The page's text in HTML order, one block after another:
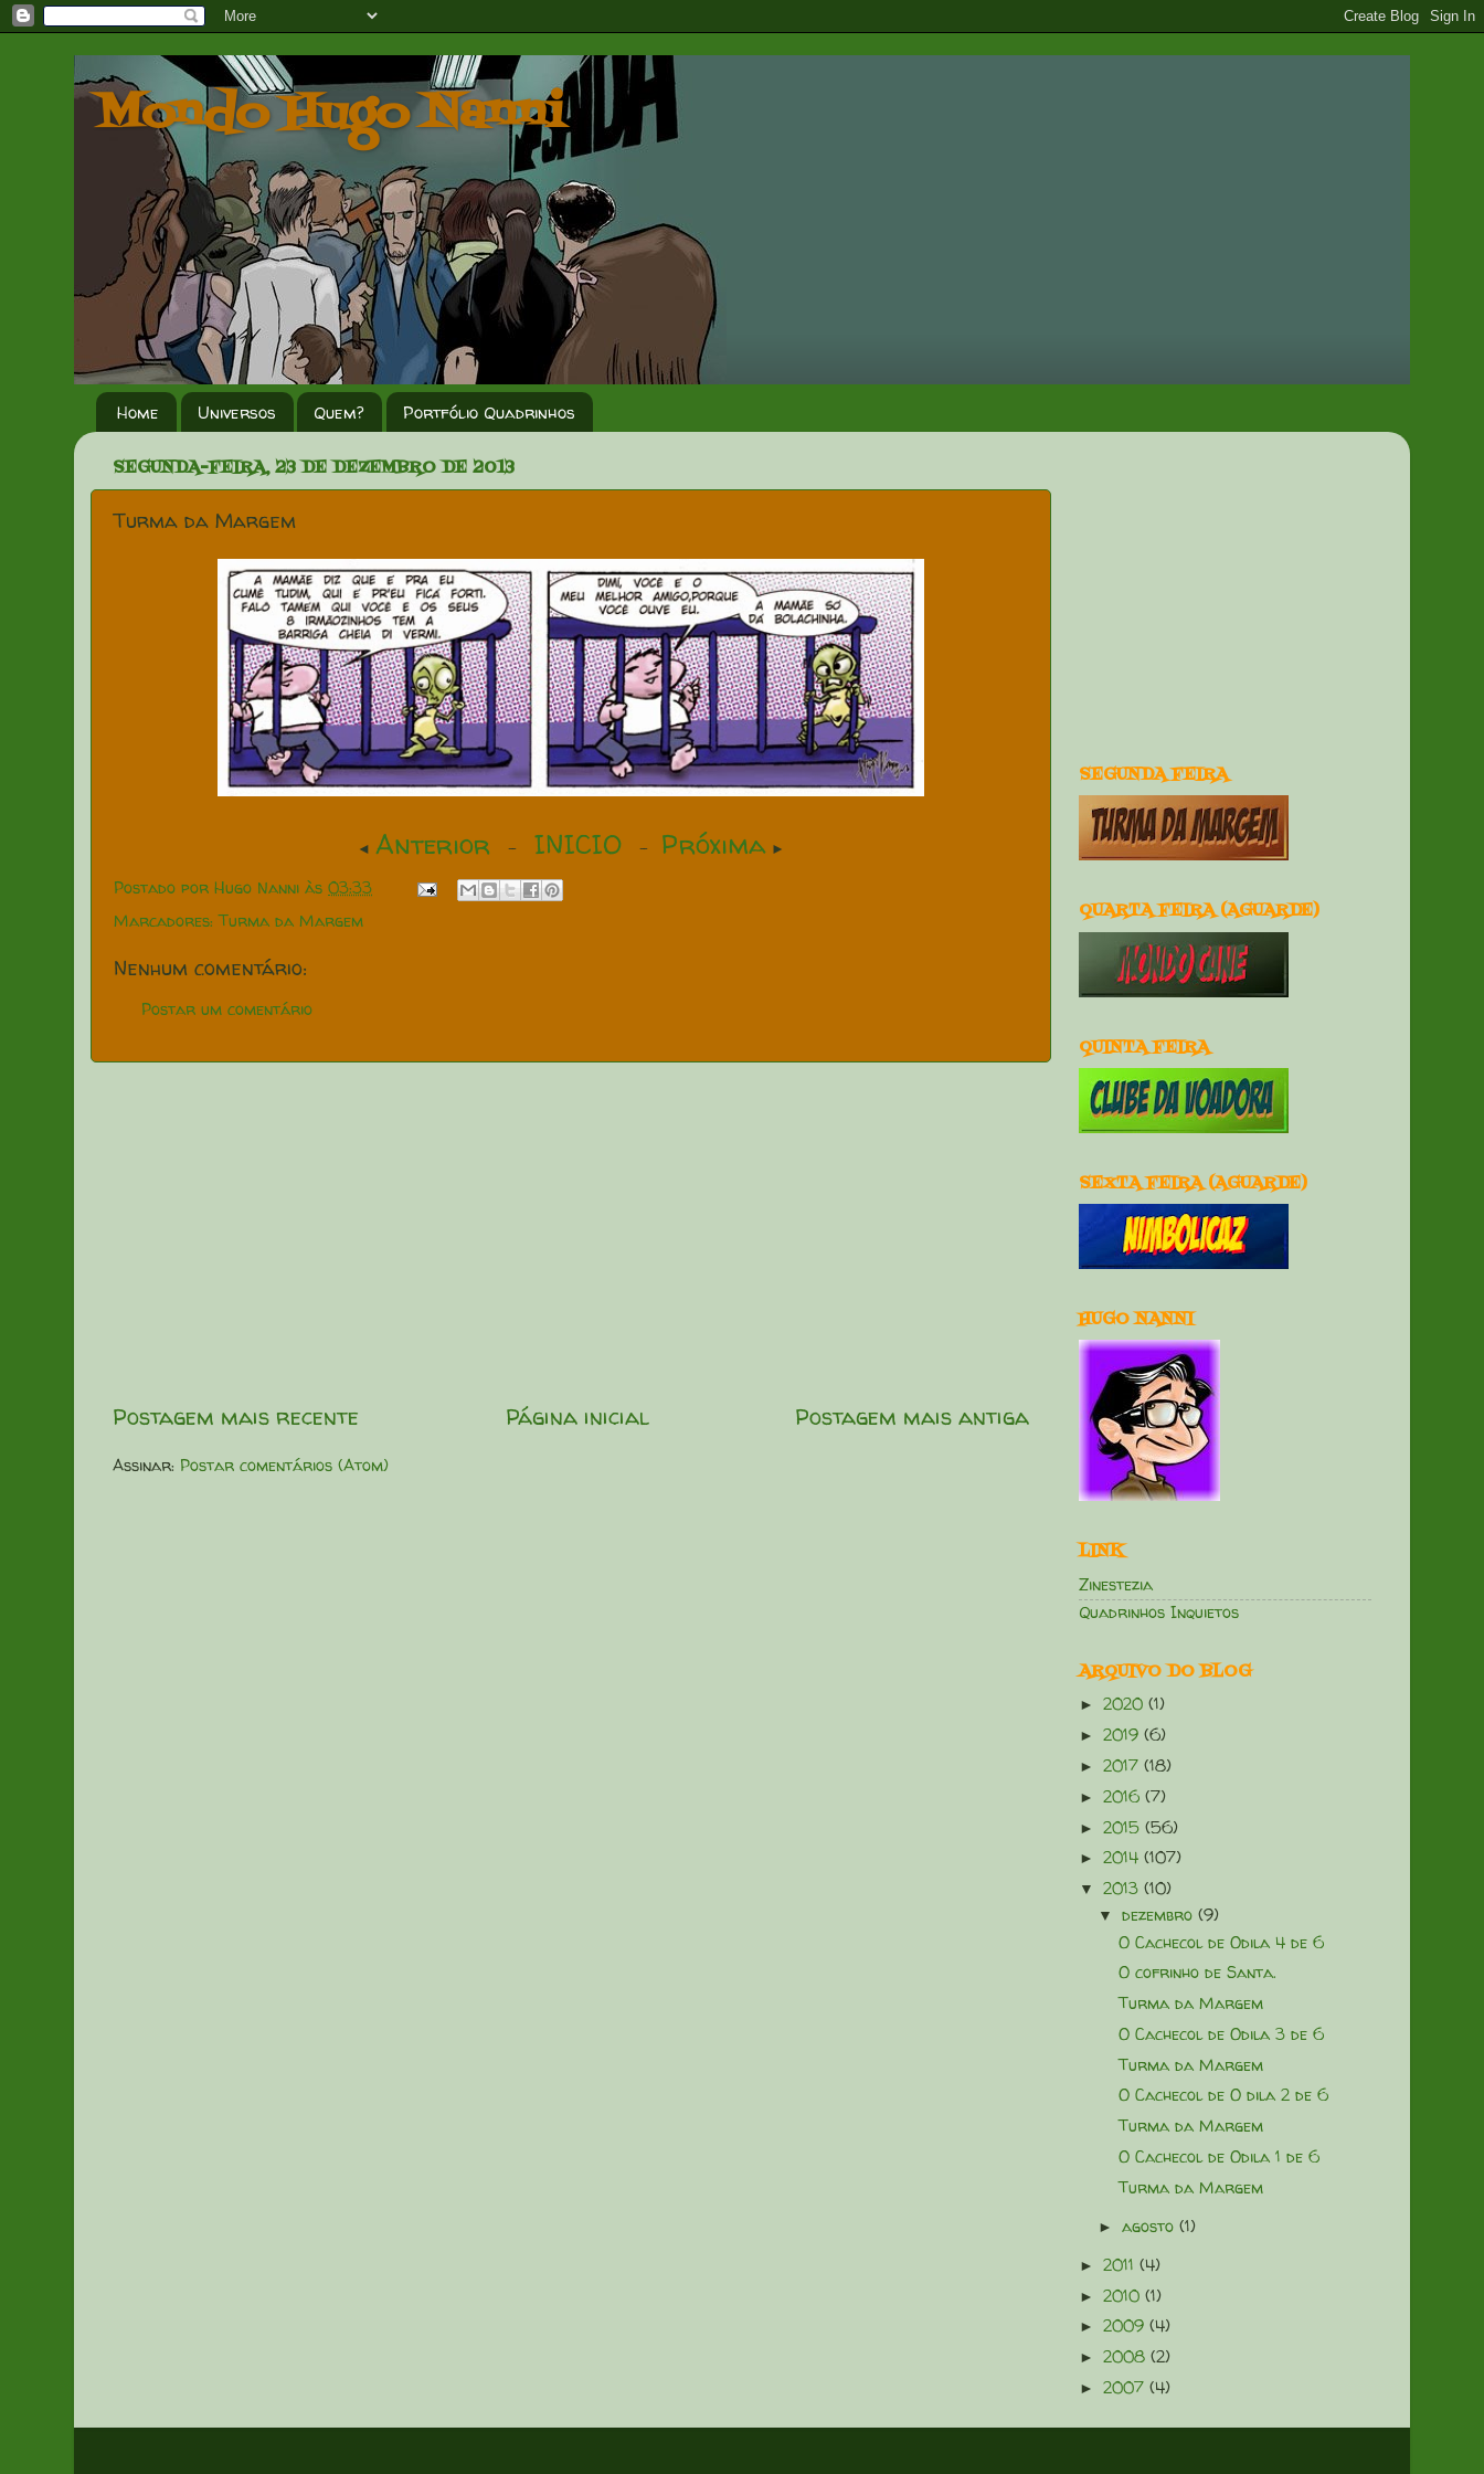
Mondo Hugo Nanni
Home Universos Quem? Portfólio Quadrinhos
SEGUNDA-FEIRA, 23 DE DEZEMBRO DE 2013
Turma da Margem
◄ Anterior - INICIO - Próxima ►
Postado por Hugo Nanni às 03:33
Marcadores:Turma da Margem
Nenhum comentário:
Postar um comentário
Postagem mais recente Postagem mais antiga
Página inicial
Assinar: Postar comentários (Atom)
SEGUNDA FEIRA
QUARTA FEIRA (AGUARDE)
QUINTA FEIRA
SEXTA FEIRA (AGUARDE)
HUGO NANNI
LINK
Zinestezia
Quadrinhos Inquietos
ARQUIVO DO BLOG
► 2020 (1)
► 2019 (6)
► 2017 (18)
► 2016 (7)
► 2015 (56)
► 2014 (107)
▼ 2013 (10)
▼dezembro(9)
O Cachecol de Odila 4 de 6
O cofrinho de Santa.
Turma da Margem
O Cachecol de Odila 3 de 6
Turma da Margem
O Cachecol de O dila 2 de 6
Turma da Margem
O Cachecol de Odila 1 de 6
Turma da Margem
►agosto(1)
► 2011 (4)
► 2010 (1)
► 2009 (4)
► 2008 (2)
► 2007 (4)